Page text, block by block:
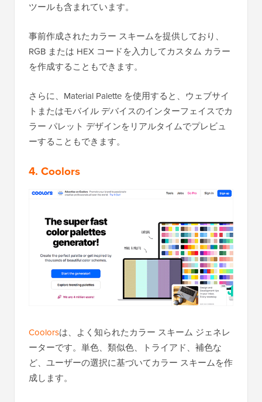
ツールも含まれています。
事前作成されたカラー スキームを提供しており、
RGB または HEX コードを入力してカスタム カラー
を作成することもできます。
さらに、Material Palette を使用すると、ウェブサイ
トまたはモバイル デバイスのインターフェイスでカ
ラー パレット デザインをリアルタイムでプレビュ
ーすることもできます。
4. Coolors
Coolorsは、よく知られたカラー スキーム ジェネレ
ーターです。単色、類似色、トライアド、補色な
ど、ユーザーの選択に基づいてカラー スキームを作
成します。